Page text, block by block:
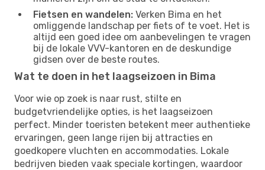
Fietsen en wandelen: Verken Bima en het
omliggende landschap per fiets of te voet. Het is
altijd een goed idee om aanbevelingen te vragen
bij de lokale VVV-kantoren en de deskundige
gidsen over de beste routes.
Wat te doen in het laagseizoen in Bima
Voor wie op zoek is naar rust, stilte en
budgetvriendelijke opties, is het laagseizoen
perfect. Minder toeristen betekent meer authentieke
ervaringen, geen lange rijen bij attracties en
goedkopere vluchten en accommodaties. Lokale
bedrijven bieden vaak speciale kortingen, waardoor